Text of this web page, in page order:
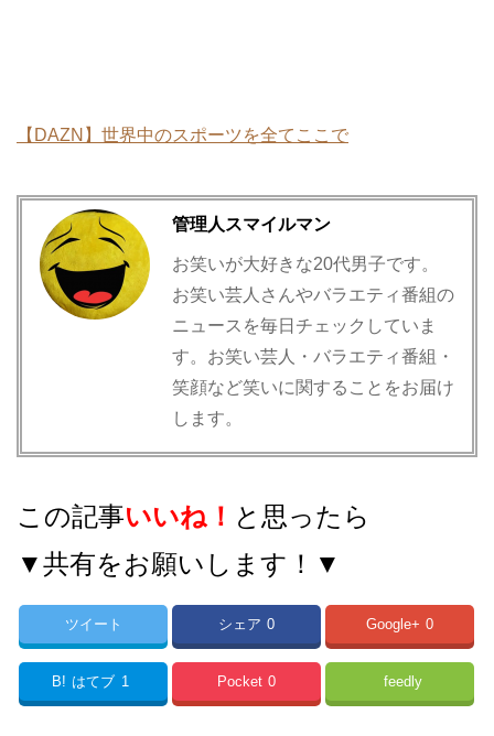
【DAZN】世界中のスポーツを全てここで
管理人スマイルマン
お笑いが大好きな20代男子です。
お笑い芸人さんやバラエティ番組の
ニュースを毎日チェックしていま
す。お笑い芸人・バラエティ番組・
笑顔など笑いに関することをお届け
します。
この記事いいね！ と思ったら
▼共有をお願いします！▼
ツイート シェア 0 Google+ 0
B! はてブ 1 Pocket 0 feedly